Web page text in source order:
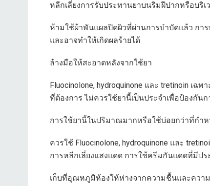
หลีกเลี่ยงการรับประทานยาบนริมฝีปากหรือบริ
ห้ามใช้ผ้าพันแผลปิดผิวที่ผ่านการบำบัดแล้ว ก
และอาจทำให้เกิดผลร้ายได้
ล้างมือให้สะอาดหลังจากใช้ยา
Fluocinolone, hydroquinone และ tretinoin เ
ที่ต้องการ ไม่ควรใช้ยานี้เป็นประจำเพื่อป้องกันก
การใช้ยานี้ในปริมาณมากหรือใช้บ่อยกว่าที่กำห
ควรใช้ Fluocinolone, hydroquinone และ
การหลีกเลี่ยงแสงแดด การใช้ครีมกันแดดที่มีป
เก็บที่อุณหภูมิห้องให้ห่างจากความชื้นและควา